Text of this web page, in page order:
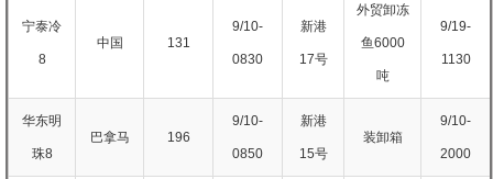
宁泰冷
8
中国 131
9/10-
0830
新港
17号
外贸卸冻
鱼6000
吨
9/19-
1130
华东明
珠8
巴拿马 196
9/10-
0850
新港
15号
装卸箱
9/10-
2000